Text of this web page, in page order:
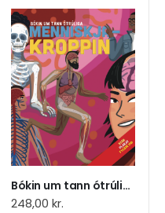
Bókin um tann ótrúliga menniskjakroppin
248,00 kr.